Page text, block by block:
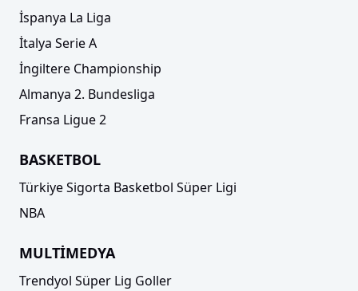
İspanya La Liga
İtalya Serie A
İngiltere Championship
Almanya 2. Bundesliga
Fransa Ligue 2
BASKETBOL
Türkiye Sigorta Basketbol Süper Ligi
NBA
MULTİMEDYA
Trendyol Süper Lig Goller